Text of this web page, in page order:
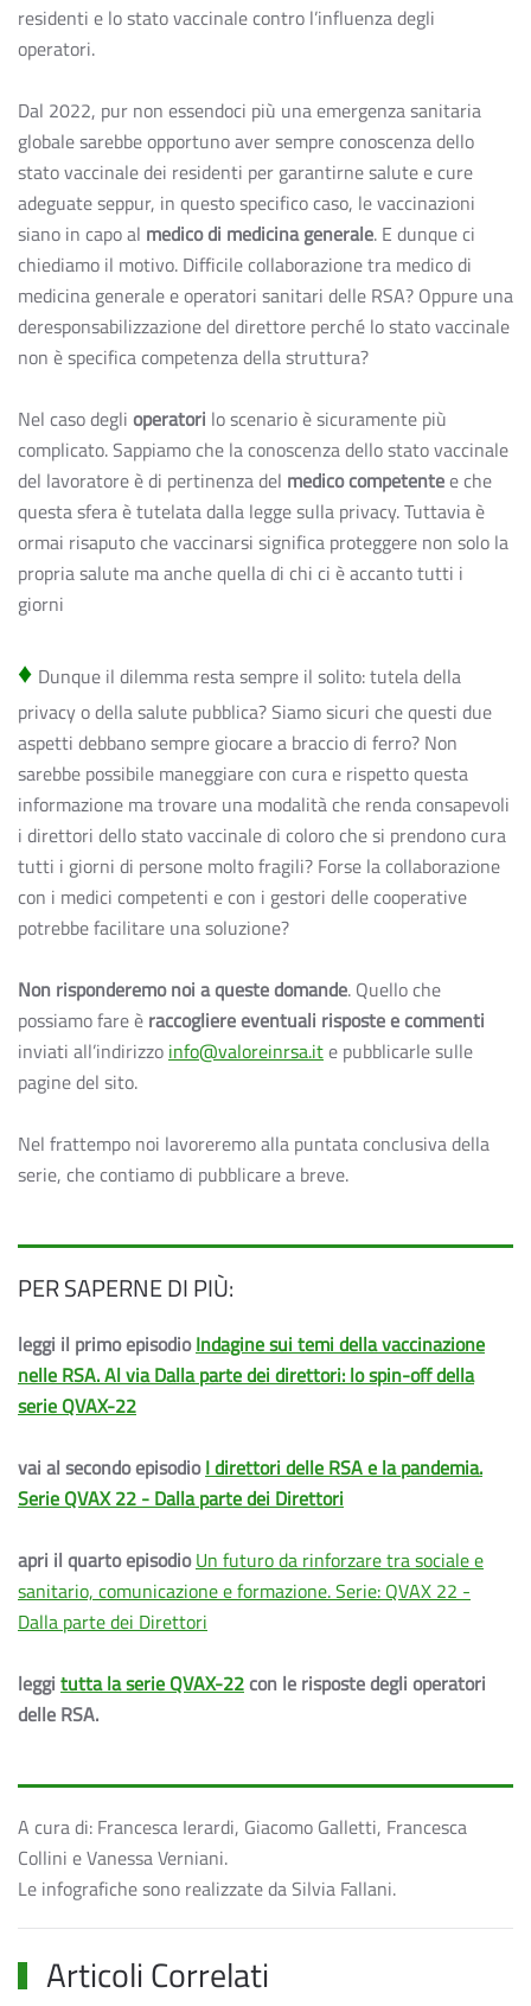
residenti e lo stato vaccinale contro l’influenza degli
operatori.
Dal 2022, pur non essendoci più una emergenza sanitaria
globale sarebbe opportuno aver sempre conoscenza dello
stato vaccinale dei residenti per garantirne salute e cure
adeguate seppur, in questo specifico caso, le vaccinazioni
siano in capo al medico di medicina generale. E dunque ci
chiediamo il motivo. Difficile collaborazione tra medico di
medicina generale e operatori sanitari delle RSA? Oppure una
deresponsabilizzazione del direttore perché lo stato vaccinale
non è specifica competenza della struttura?
Nel caso degli operatori lo scenario è sicuramente più
complicato. Sappiamo che la conoscenza dello stato vaccinale
del lavoratore è di pertinenza del medico competentee che
questa sfera è tutelata dalla legge sulla privacy. Tuttavia è
ormai risaputo che vaccinarsi significa proteggere non solo la
propria salute ma anche quella di chi ci è accanto tutti i
giorni
♦ Dunque il dilemma resta sempre il solito: tutela della
privacy o della salute pubblica? Siamo sicuri che questi due
aspetti debbano sempre giocare a braccio di ferro? Non
sarebbe possibile maneggiare con cura e rispetto questa
informazione ma trovare una modalità che renda consapevoli
i direttori dello stato vaccinale di coloro che si prendono cura
tutti i giorni di persone molto fragili? Forse la collaborazione
con i medici competenti e con i gestori delle cooperative
potrebbe facilitare una soluzione?
Non risponderemo noi a queste domande. Quello che
possiamo fare è raccogliere eventuali risposte e commenti
inviati all’indirizzo info@valoreinrsa.ite pubblicarle sulle
pagine del sito.
Nel frattempo noi lavoreremo alla puntata conclusiva della
serie, che contiamo di pubblicare a breve.
PER SAPERNE DI PIÙ:
leggi il primo episodioIndagine sui temi della vaccinazione
nelle RSA. Al via Dalla parte dei direttori: lo spin-off della
serie QVAX-22
vai al secondo episodioI direttori delle RSA e la pandemia.
Serie QVAX 22 - Dalla parte dei Direttori
apri il quarto episodio Un futuro da rinforzare tra sociale e
sanitario, comunicazione e formazione. Serie: QVAX 22 -
Dalla parte dei Direttori
leggi tutta la serie QVAX-22con le risposte degli operatori
delle RSA.
A cura di: Francesca Ierardi, Giacomo Galletti, Francesca
Collini e Vanessa Verniani.
Le infografiche sono realizzate da Silvia Fallani.
Articoli Correlati